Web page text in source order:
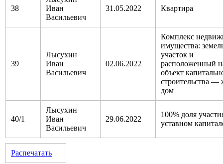
38
Иван
Васильевич
31.05.2022 Квартира
39
Лысухин
Иван
Васильевич
02.06.2022
Комплекс
имущества:
участок и
расположенный
объект
строительства —
дом
40/1
Лысухин
Иван
Васильевич
29.06.2022
100% доля
уставном
Распечатать